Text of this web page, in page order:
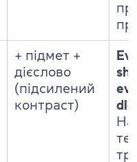
+ підмет +
дієслово
(підсилений
контраст)
те